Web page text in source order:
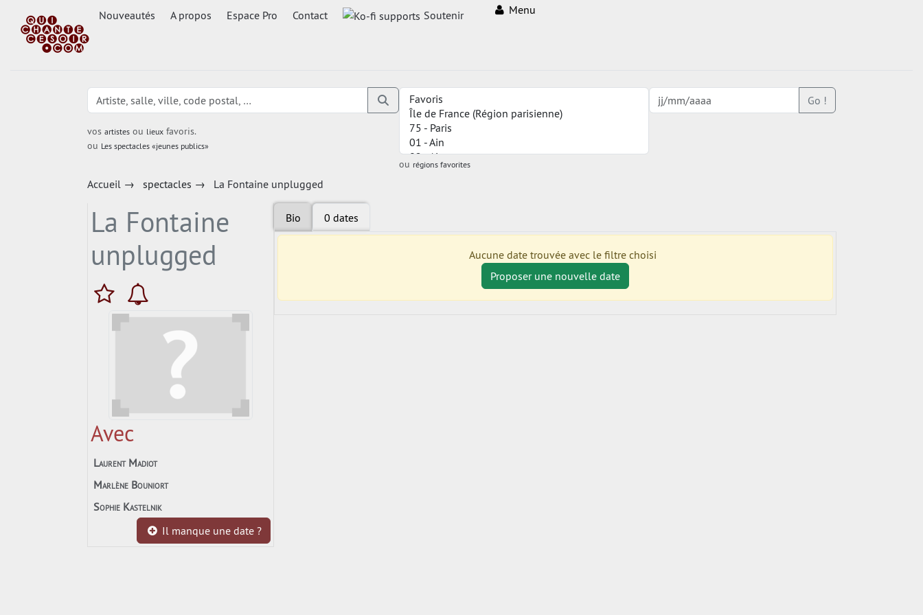
Nouveautés A propos Espace Pro Contact Soutenir Menu
vos artistesou lieuxfavoris.
ou Les spectacles «jeunes publics»
ou régions favorites
Go !
Accueil→ spectacles → La Fontaine unplugged
La Fontaine
unplugged
Avec
Laurent Madiot
Marlène Bouniort
Sophie Kastelnik
Il manque une date ?
Bio 0 dates
Aucune date trouvée avec le filtre choisi
Proposer une nouvelle date